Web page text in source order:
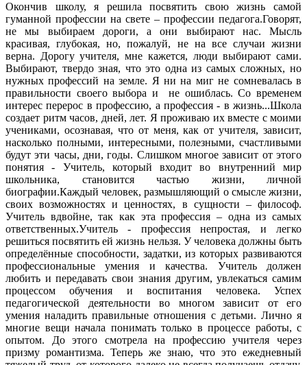
Окончив школу, я решила посвятить свою жизнь самой
гуманной профессии на свете – профессии педагога.Говорят,
не мы выбираем дороги, а они выбирают нас. Мысль
красивая, глубокая, но, пожалуй, не на все случаи жизни
верна. Дорогу учителя, мне кажется, люди выбирают сами.
Выбирают, твердо зная, что это одна из самых сложных, но
нужных профессий на земле. Я ни на миг не сомневалась в
правильности своего выбора и не ошиблась. Со временем
интерес перерос в профессию, а профессия - в жизнь...Школа
создает ритм часов, дней, лет. Я проживаю их вместе с моими
учениками, осознавая, что от меня, как от учителя, зависит,
насколько полными, интересными, полез­ными, счастливыми
будут эти часы, дни, годы. Слишком многое зависит от этого
понятия - Учитель, который входит во внутренний мир
школьника, становится частью жизни, личной
биографии.Каждый человек, размышляющий о смысле жизни,
своих возможностях и ценностях, в сущности – философ.
Учитель вдвойне, так как эта профессия – одна из самых
ответственных.Учитель - профессия непростая, и легко
решиться посвятить ей жизнь нельзя. У человека должны быть
определённые способности, задатки, из которых развиваются
профессиональные умения и качества. Учитель должен
любить и передавать свои знания другим, увлекаться самим
процессом обучения и воспитания человека. Успех
педагогической деятельности во многом зависит от его
умения наладить правильные отношения с детьми. Лично я
многие вещи начала понимать только в процессе работы, с
опытом. До этого смотрела на профессию учителя через
призму романтизма. Теперь же знаю, что это ежедневный